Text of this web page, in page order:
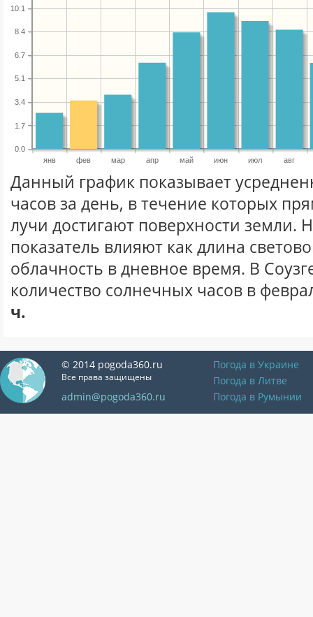
янв фев мар апр май июн июл авг
0.0
1.7
3.4
5.1
6.7
8.4
10.1
Данный график показывает
часов за день, в течение которых
лучи достигают поверхности земли.
показатель влияют как длина
облачность в дневное время. В
количество солнечных часов в
ч.
© 2014 pogoda360.ru
Все права защищены
admin@pogoda360.ru
Погода в Украине
Погода в Литве
Погода в Румынии